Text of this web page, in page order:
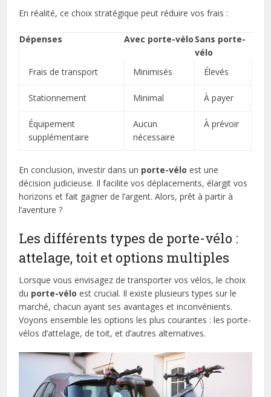
En réalité, ce choix stratégique peut réduire vos frais :
Dépenses Avec porte-vélo Sans porte-
vélo
Frais de transport
Minimisés Élevés
Stationnement Minimal À payer
Équipement
supplémentaire
Aucun
nécessaire
À prévoir
En conclusion, investir dans un porte-vélo est une
décision judicieuse. Il facilite vos déplacements, élargit vos
horizons et fait gagner de l’argent. Alors, prêt à partir à
l’aventure ?
Les différents types de porte-vélo :
attelage, toit et options multiples
Lorsque vous envisagez de transporter vos vélos, le choix
du porte-vélo est crucial. Il existe plusieurs types sur le
marché, chacun ayant ses avantages et inconvénients.
Voyons ensemble les options les plus courantes : les porte-
vélos d’attelage, de toit, et d’autres alternatives.